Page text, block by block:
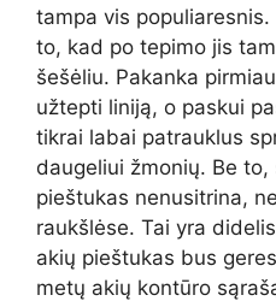
tampa vis
to, kad po tepimo jis
šešėliu. Pakanka
užtepti liniją, o paskui
tikrai labai patrauklus
daugeliui žmonių. Be
pieštukas nenusitrina,
raukšlėse. Tai yra
akių pieštukas bus
metų akių kontūro